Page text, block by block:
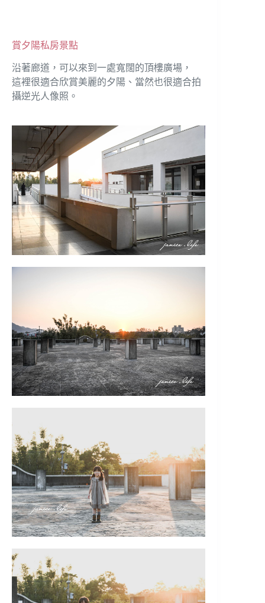
賞夕陽私房景點
沿著廊道，可以來到一處寬闊的頂樓廣場，
這裡很適合欣賞美麗的夕陽、當然也很適合拍
攝逆光人像照。